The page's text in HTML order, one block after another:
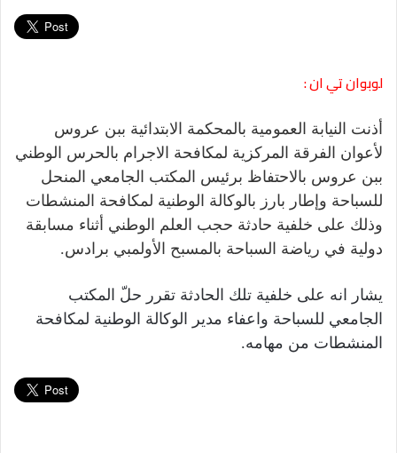
لوبوان تي ان :
أذنت النيابة العمومية بالمحكمة الابتدائية ببن عروس
لأعوان الفرقة المركزية لمكافحة الاجرام بالحرس الوطني
ببن عروس بالاحتفاظ برئيس المكتب الجامعي المنحل
للسباحة وإطار بارز بالوكالة الوطنية لمكافحة المنشطات
وذلك على خلفية حادثة حجب العلم الوطني أثناء مسابقة
دولية في رياضة السباحة بالمسبح الأولمبي برادس.
يشار انه على خلفية تلك الحادثة تقرر حلّ المكتب
الجامعي للسباحة واعفاء مدير الوكالة الوطنية لمكافحة
المنشطات من مهامه.